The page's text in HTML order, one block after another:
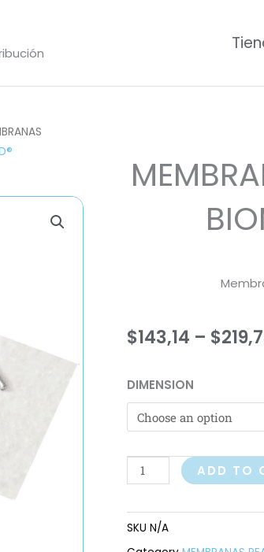
$143,14 – $
DIMENSION
MEMBRANA
REABSORBIBLE
EXTEND®
quantity
ADD TO
SKU N/A